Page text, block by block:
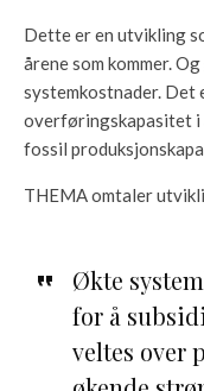
Dette er en utvikling
årene som kommer.
systemkostnader.
overføringskapasitet i
fossil
THEMA omtaler
Økte
for å
veltes over